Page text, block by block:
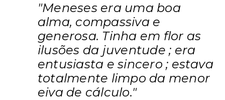
"Meneses era uma boa
alma, compassiva e
generosa. Tinha em flor as
ilusões da juventude ; era
entusiasta e sincero ; estava
totalmente limpo da menor
eiva de cálculo."